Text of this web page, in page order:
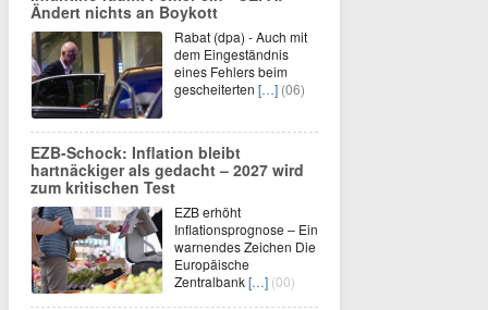
Ändert nichts an Boykott
Rabat (dpa) - Auch mit
dem Eingeständnis
eines Fehlers beim
gescheiterten […] (06)
EZB-Schock: Inflation bleibt
hartnäckiger als gedacht – 2027 wird
zum kritischen Test
EZB erhöht
Inflationsprognose – Ein
warnendes Zeichen Die
Europäische
Zentralbank[…] (00)